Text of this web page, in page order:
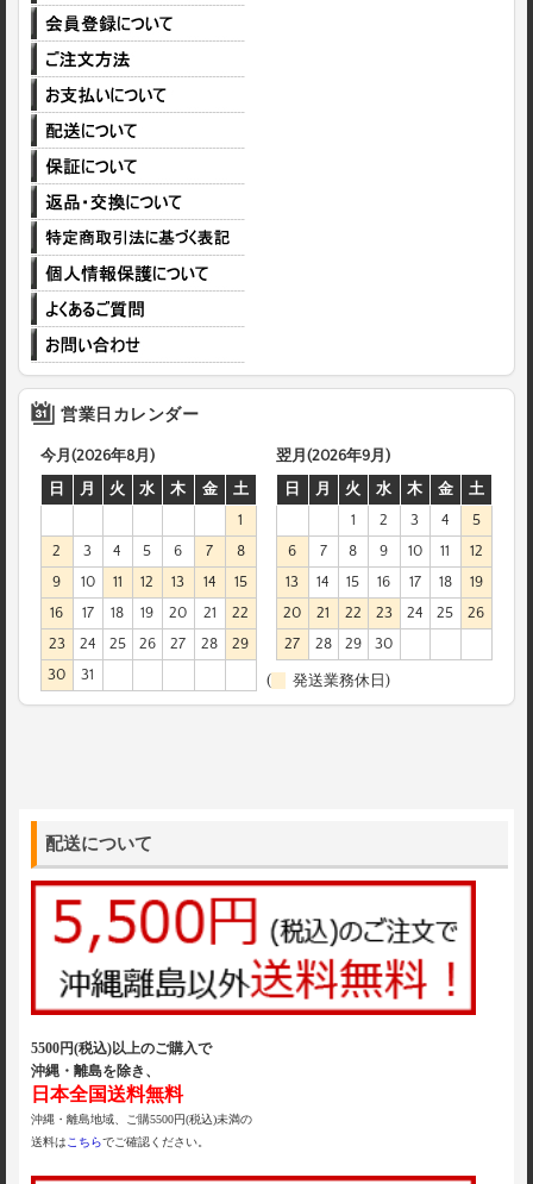
営業日カレンダー
今月(2026年8月)
日
月 火 水 木 金
土
1
2
3 4 5 6 7
8
9
10 11 12 13 14
15
16
17 18 19 20 21
22
23
24 25 26 27 28
29
30
31
翌月(2026年9月)
日
月 火 水 木 金
土
1
2 3 4
5
6
7 8 9 10 11
12
13
14 15 16 17 18
19
20
21 22 23 24 25
26
27
28 29 30
( 発送業務休日)
配送について
5500円(税込)以上のご購入で
沖縄・離島を除き、
日本全国送料無料
沖縄・離島地域、ご購5500円(税込)未満の
送料は こちらでご確認ください。